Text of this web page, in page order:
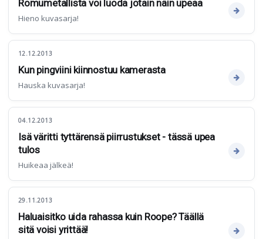
Romumetallista voi luoda jotain näin upeaa
Hieno kuvasarja!
12.12.2013
Kun pingviini kiinnostuu kamerasta
Hauska kuvasarja!
04.12.2013
Isä väritti tyttärensä piirrustukset - tässä upea
tulos
Huikeaa jälkeä!
29.11.2013
Haluaisitko uida rahassa kuin Roope? Täällä
sitä voisi yrittää!